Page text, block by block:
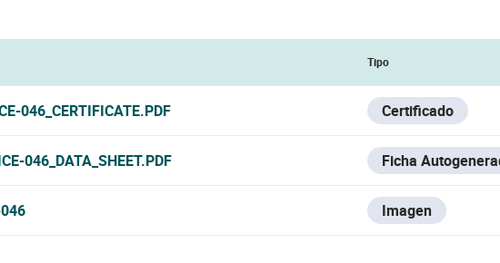
Tipo
046_CERTIFICATE.PDF Certificado
046_DATA_SHEET.PDF Ficha
Imagen